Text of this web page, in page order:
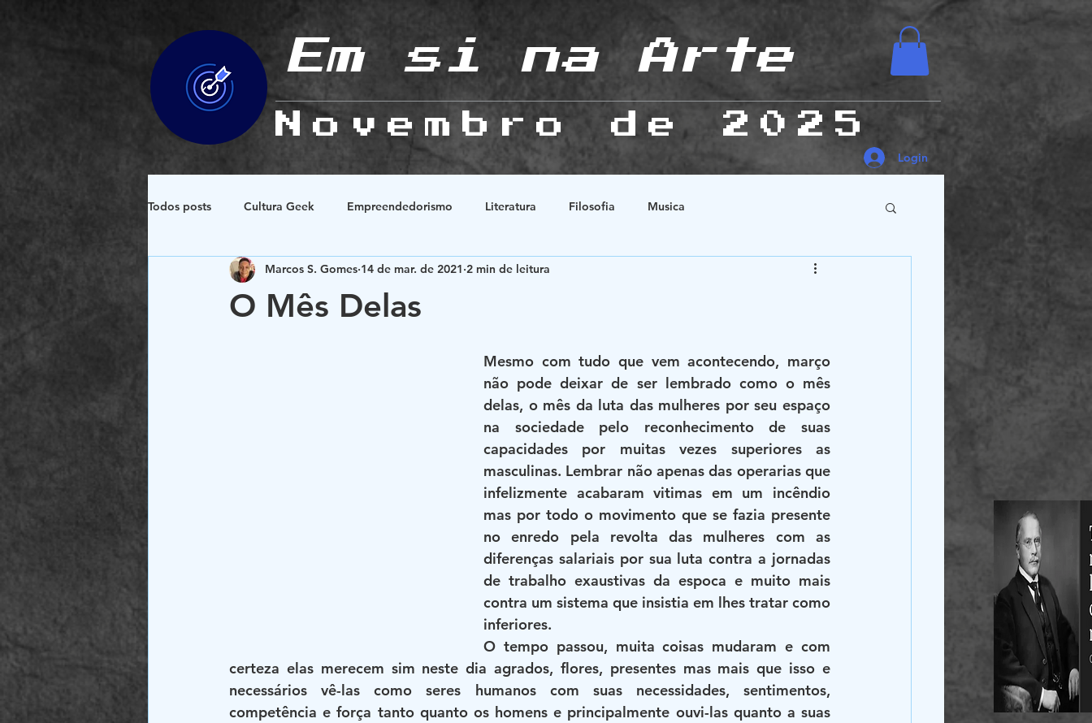
Em si na Arte
Novembro de 2025
Login
Todos posts Cultura Geek Empreendedorismo Literatura Filosofia Musica
Espiritualidade e Esoterismo Natureza História Animes
O Mês Delas
Marcos S. Gomes 14 de mar. de 2021 2 min de leitura
Mesmo com tudo que vem acontecendo, março
não pode deixar de ser lembrado como o mês
delas, o mês da luta das mulheres por seu espaço
na sociedade pelo reconhecimento de suas
capacidades por muitas vezes superiores as
masculinas. Lembrar não apenas das operarias que
infelizmente acabaram vitimas em um incêndio
mas por todo o movimento que se fazia presente
no enredo pela revolta das mulheres com as
diferenças salariais por sua luta contra a jornadas
de trabalho exaustivas da espoca e muito mais
contra um sistema que insistia em lhes tratar como
inferiores.
O tempo passou, muita coisas mudaram e com
certeza elas merecem sim neste dia agrados, flores, presentes mas mais que isso e
necessários vê-las como seres humanos com suas necessidades, sentimentos,
competência e força tanto quanto os homens e principalmente ouvi-las quanto a suas